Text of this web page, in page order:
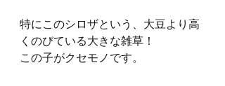
特にこのシロザという、大豆より高
くのびている大きな雑草！
この子がクセモノです。